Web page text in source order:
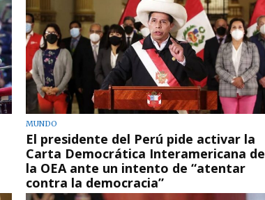
MUNDO
El presidente del Perú pide activar la
Carta Democrática Interamericana de
la OEA ante un intento de “atentar
contra la democracia”